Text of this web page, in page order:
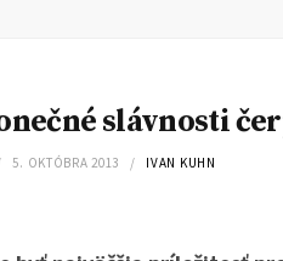
slávnosti
5. OKTÓBRA 2013 IVAN KUHN